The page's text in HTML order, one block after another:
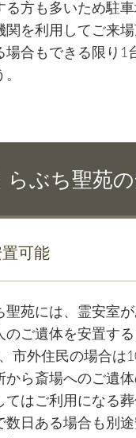
る方も多いため駐
関を利用してご来
場合もできる限り1
ぶち聖苑の
可能
聖苑には、霊安室
のご遺体を安置す
市外住民の場合は
から斎場へのご遺
てはご利用になる
数日ある場合も別